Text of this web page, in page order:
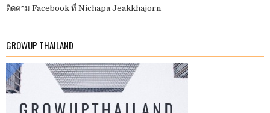
ติดตาม Facebook ที่ Nichapa Jeakkhajorn
GROWUP THAILAND